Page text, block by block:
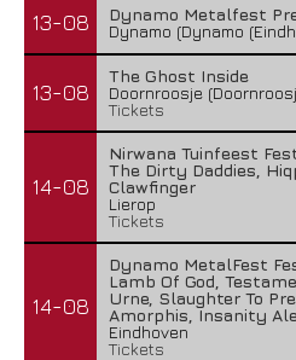
13-08
Dynamo Metalfest
Dynamo (Dynamo
13-08
The Ghost Inside
Doornroosje
Tickets
14-08
Nirwana Tuinfeest
The Dirty Daddies,
Clawfinger
Lierop
Tickets
14-08
Dynamo MetalFest
Lamb Of God,
Urne, Slaughter To
Amorphis, Insanity
Eindhoven
Tickets